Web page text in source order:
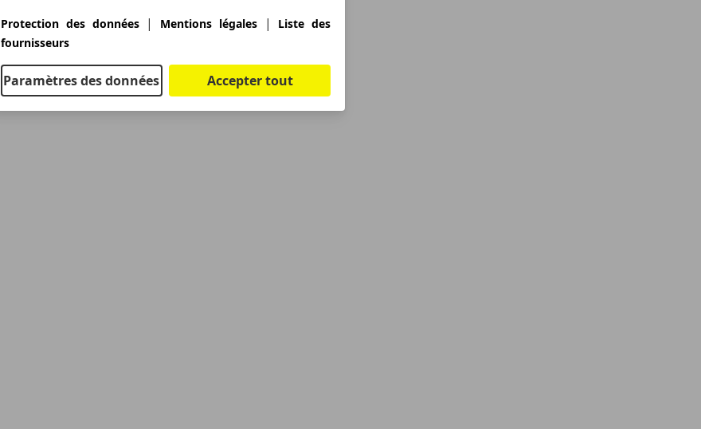
Protection des données| Mentions légales|
Liste des
fournisseurs
Paramètres des données Accepter tout